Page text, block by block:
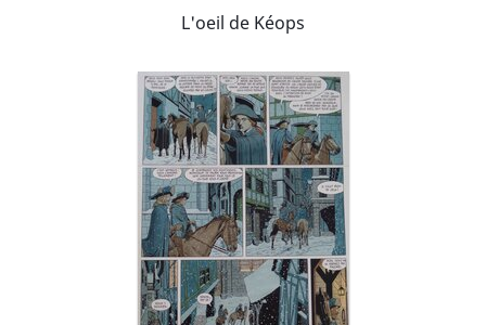
L'oeil de Kéops